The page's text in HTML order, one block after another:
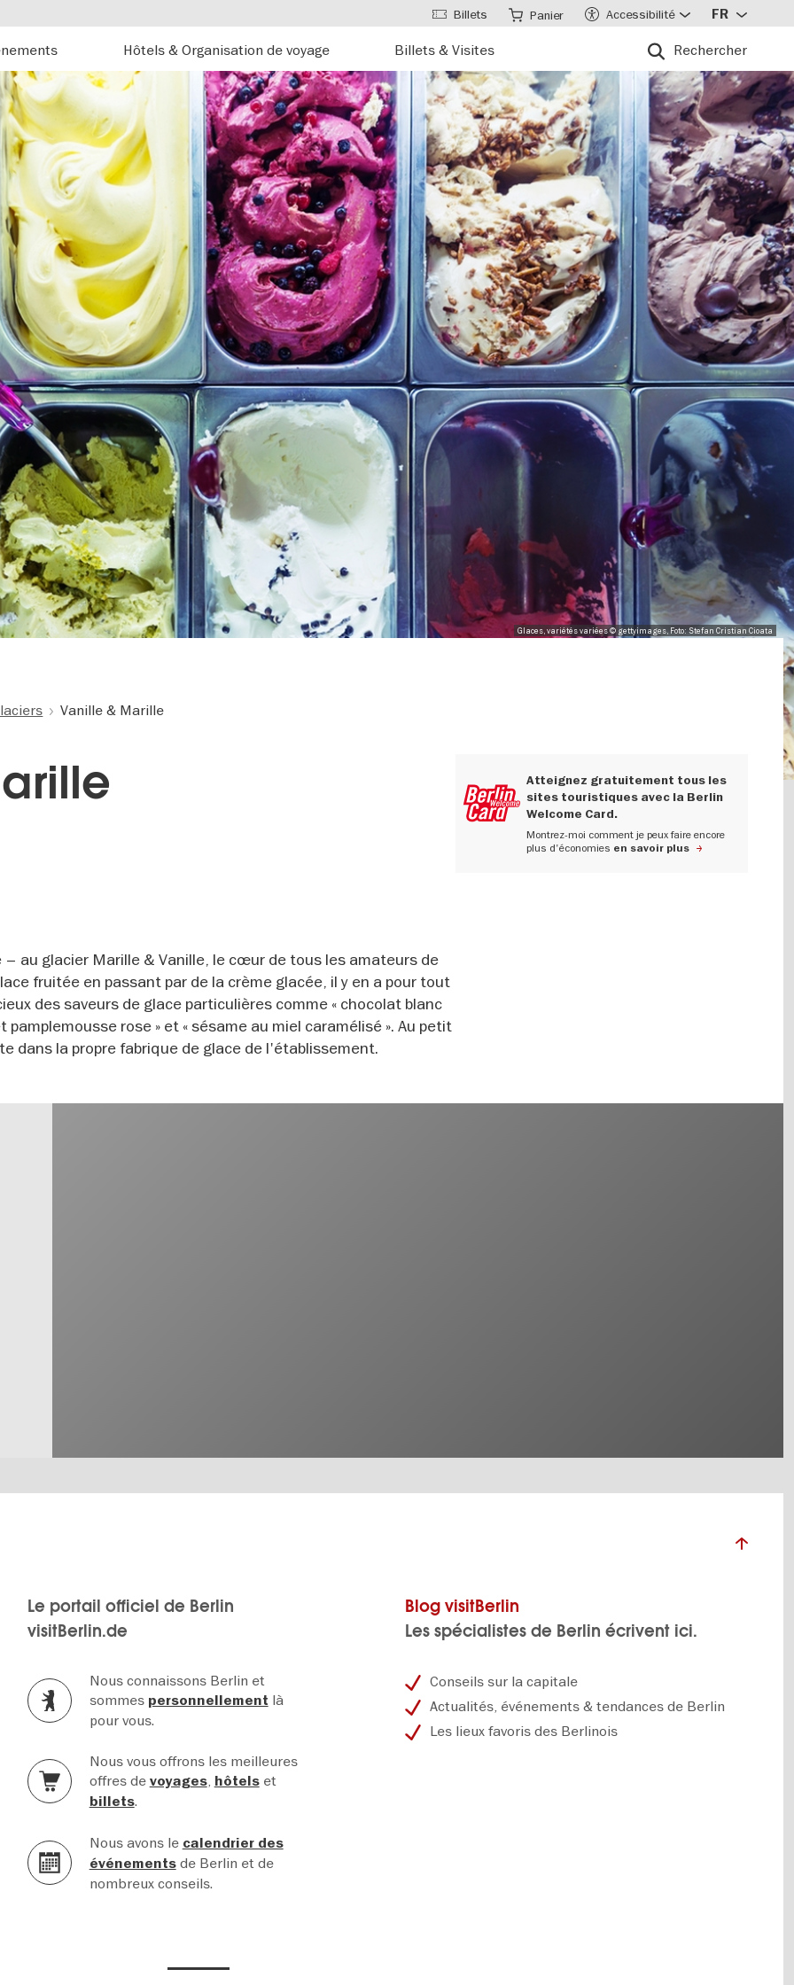
Hôtels & Organisation de voyage Billets & Visites Rechercher
Billets Panier Accessibilité FR
Glaces, variétés variées © gettyimages, Foto: Stefan Cristian Cioata
Vanille & Marille
Atteignez gratuitement tous les
sites touristiques avec la Berlin
Welcome Card.
Montrez-moi comment je peux faire encore
plus d'économies en savoir plus
au glacier Marille & Vanille, le cœur de tous les amateurs de
fruitée en passant par de la crème glacée, il y en a pour tout
des saveurs de glace particulières comme « chocolat blanc
pamplemousse rose » et « sésame au miel caramélisé ». Au petit
dans la propre fabrique de glace de l'établissement.
Le portail officiel de Berlin
visitBerlin.de
Nous connaissons Berlin et
sommes personnellement là
pour vous.
Nous vous offrons les meilleures
offres de voyages, hôtelset
billets.
Nous avons le calendrier des
événementsde Berlin et de
nombreux conseils.
Blog visitBerlin
Les spécialistes de Berlin écrivent ici.
Conseils sur la capitale
Actualités, événements & tendances de Berlin
Les lieux favoris des Berlinois